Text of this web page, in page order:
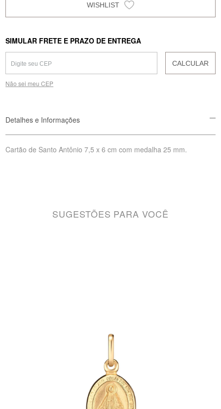
SIMULAR FRETE E PRAZO DE ENTREGA
CALCULAR
Não sei meu CEP
Detalhes e Informações
Cartão de Santo Antônio 7,5 x 6 cm com medalha 25 mm.
SUGESTÕES PARA VOCÊ